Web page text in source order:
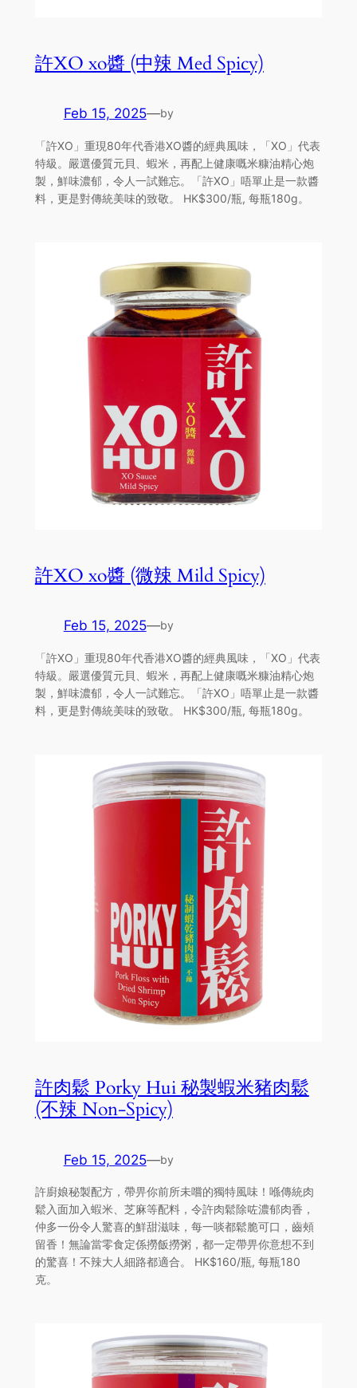
許XO xo醬 (中辣 Med Spicy)
Feb 15, 2025—by
「許XO」重現80年代香港XO醬的經典風味，「XO」代表
特級。嚴選優質元貝、蝦米，再配上健康嘅米糠油精心炮
製，鮮味濃郁，令人一試難忘。「許XO」唔單止是一款醬
料，更是對傳統美味的致敬。 HK$300/瓶, 每瓶180g。
許XO xo醬 (微辣 Mild Spicy)
Feb 15, 2025—by
「許XO」重現80年代香港XO醬的經典風味，「XO」代表
特級。嚴選優質元貝、蝦米，再配上健康嘅米糠油精心炮
製，鮮味濃郁，令人一試難忘。「許XO」唔單止是一款醬
料，更是對傳統美味的致敬。 HK$300/瓶, 每瓶180g。
許肉鬆 Porky Hui 秘製蝦米豬肉鬆
(不辣 Non-Spicy)
Feb 15, 2025—by
許廚娘秘製配方，帶畀你前所未嚐的獨特風味！喺傳統肉
鬆入面加入蝦米、芝麻等配料，令許肉鬆除咗濃郁肉香，
仲多一份令人驚喜的鮮甜滋味，每一啖都鬆脆可口，齒頰
留香！無論當零食定係撈飯撈粥，都一定帶畀你意想不到
的驚喜！不辣大人細路都適合。 HK$160/瓶, 每瓶180
克。